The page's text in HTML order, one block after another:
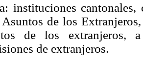
instituciones
Asuntos de los
de los extranjeros,
de extranjeros.